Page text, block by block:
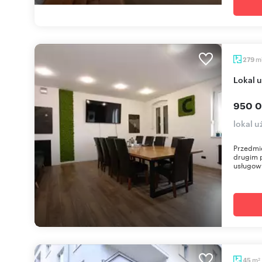
279 m
Lokal
950
lokal
drugim
45 m2